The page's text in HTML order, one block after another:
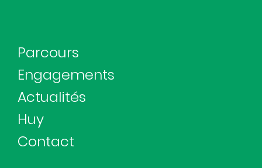
Parcours
Engagements
Actualités
Huy
Contact